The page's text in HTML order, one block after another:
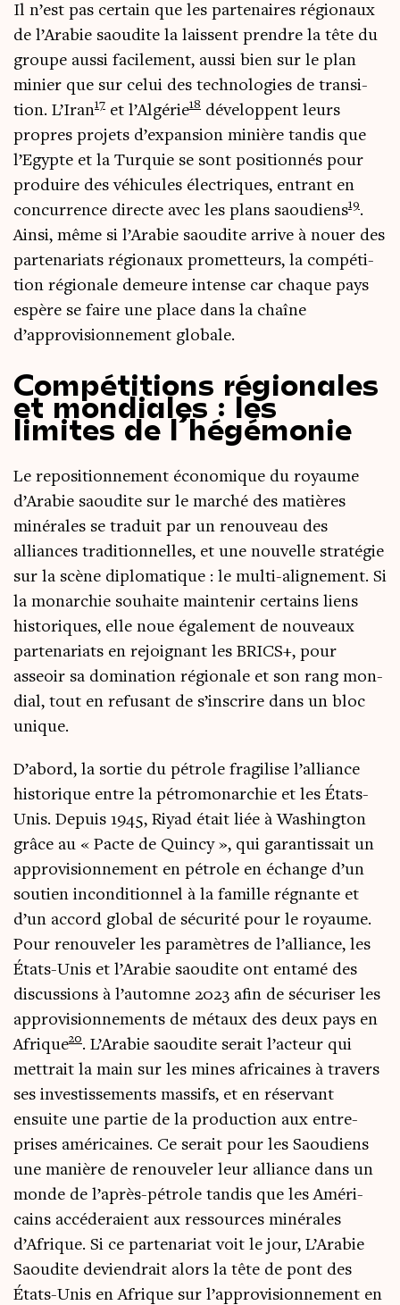
Il n’est pas cer­tain que les par­te­naires régio­naux
de l’Arabie saou­dite la laissent prendre la tête du
groupe aus­si faci­le­ment, aus­si bien sur le plan
minier que sur celui des tech­no­lo­gies de tran­si­
tion. L’Iran17 et l’Algérie18 déve­loppent leurs
propres pro­jets d’expansion minière tan­dis que
l’Egypte et la Tur­quie se sont posi­tion­nés pour
pro­duire des véhi­cules élec­triques, entrant en
concur­rence directe avec les plans saou­diens19.
Ain­si, même si l’Arabie saou­dite arrive à nouer des
par­te­na­riats régio­naux pro­met­teurs, la com­pé­ti­
tion régio­nale demeure intense car chaque pays
espère se faire une place dans la chaîne
d’approvisionnement globale.
Compétitions régionales
et mondiales : les
limites de l’hégémonie
Le repo­si­tion­ne­ment éco­no­mique du royaume
d’Arabie saou­dite sur le mar­ché des matières
miné­rales se tra­duit par un renou­veau des
alliances tra­di­tion­nelles, et une nou­velle stra­té­gie
sur la scène diplo­ma­tique : le mul­ti-ali­gne­ment. Si
la monar­chie sou­haite main­te­nir cer­tains liens
his­to­riques, elle noue éga­le­ment de nou­veaux
par­te­na­riats en rejoi­gnant les BRICS+, pour
asseoir sa domi­na­tion régio­nale et son rang mon­
dial, tout en refu­sant de s’inscrire dans un bloc
unique.
D’abord, la sor­tie du pétrole fra­gi­lise l’alliance
his­to­rique entre la pétro­mo­nar­chie et les États-
Unis. Depuis 1945, Riyad était liée à Washing­ton
grâce au « Pacte de Quin­cy », qui garan­tis­sait un
appro­vi­sion­ne­ment en pétrole en échange d’un
sou­tien incon­di­tion­nel à la famille régnante et
d’un accord glo­bal de sécu­ri­té pour le royaume.
Pour renou­ve­ler les para­mètres de l’alliance, les
États-Unis et l’Arabie saou­dite ont enta­mé des
dis­cus­sions à l’automne 2023 afin de sécu­ri­ser les
appro­vi­sion­ne­ments de métaux des deux pays en
Afrique20. L’Arabie saou­dite serait l’acteur qui
met­trait la main sur les mines afri­caines à tra­vers
ses inves­tis­se­ments mas­sifs, et en réser­vant
ensuite une par­tie de la pro­duc­tion aux entre­
prises amé­ri­caines. Ce serait pour les Saou­diens
une manière de renou­ve­ler leur alliance dans un
monde de l’après-pétrole tan­dis que les Amé­ri­
cains accé­de­raient aux res­sources miné­rales
d’Afrique. Si ce par­te­na­riat voit le jour, L’Arabie
Saou­dite devien­drait alors la tête de pont des
États-Unis en Afrique sur l’approvisionnement en